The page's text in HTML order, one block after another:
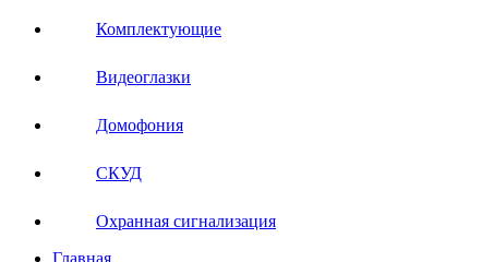
Комплектующие
Видеоглазки
Домофония
СКУД
Охранная сигнализация
Главная